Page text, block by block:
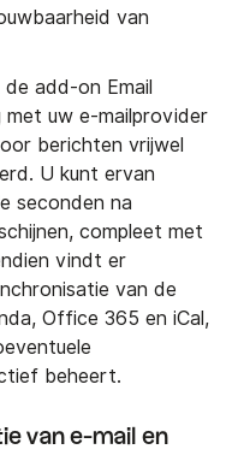
van
add-on Email
met uw e-mailprovider
berichten vrijwel
U kunt ervan
seconden na
compleet met
vindt er
van de
Office 365 en iCal,
beheert.
van e-mail en